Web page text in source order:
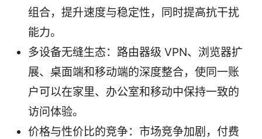
组合，提升速度与稳定性，同时提高抗干扰
能力。
多设备无缝生态：路由器级 VPN、浏览器扩
展、桌面端和移动端的深度整合，使同一账
户可以在家里、办公室和移动中保持一致的
访问体验。
价格与性价比的竞争：市场竞争加剧，付费